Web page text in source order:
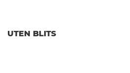
UTEN BLITS